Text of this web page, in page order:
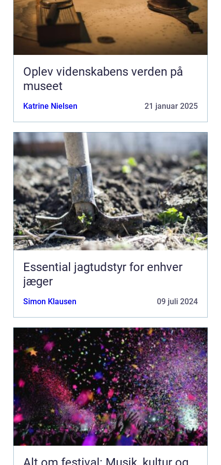
Oplev videnskabens verden på
museet
Katrine Nielsen 21 januar 2025
Essential jagtudstyr for enhver
jæger
Simon Klausen 09 juli 2024